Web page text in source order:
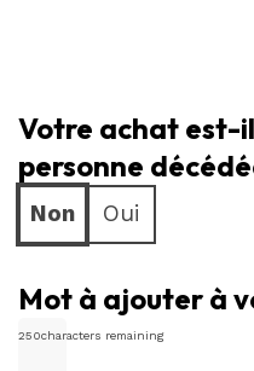
Votre achat est-
personne
Non Oui
Mot à ajouter à
250characters remaining